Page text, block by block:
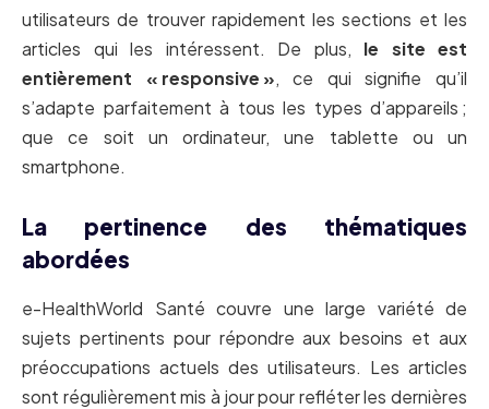
utilisateurs de trouver rapidement les sections et les
articles qui les intéressent. De plus, le site est
entièrement « responsive », ce qui signifie qu’il
s’adapte parfaitement à tous les types d’appareils ;
que ce soit un ordinateur, une tablette ou un
smartphone.
La pertinence des thématiques
abordées
e-HealthWorld Santé couvre une large variété de
sujets pertinents pour répondre aux besoins et aux
préoccupations actuels des utilisateurs. Les articles
sont régulièrement mis à jour pour refléter les dernières